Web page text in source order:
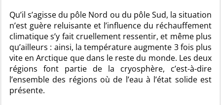
Qu’il s’agisse du pôle Nord ou du pôle Sud, la situation
n’est guère reluisante et l’influence du réchauffement
climatique s’y fait cruellement ressentir, et même plus
qu’ailleurs : ainsi, la température augmente 3 fois plus
vite en Arctique que dans le reste du monde. Les deux
régions font partie de la cryosphère, c’est-à-dire
l’ensemble des régions où de l’eau à l’état solide est
présente.